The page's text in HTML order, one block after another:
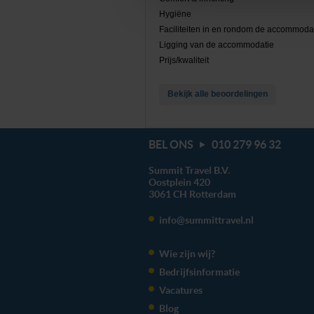
toestemming’. Je kunt dan
Hygiëne
Faciliteiten in en rondom de
Ligging van de accommodatie
Prijs/kwaliteit
Bekijk alle beoordelingen
BEL ONS 010 279 96 32
Summit Travel B.V.
Oostplein 420
3061 CH Rotterdam
info@summittravel.nl
Wie zijn wij?
Bedrijfsinformatie
Vacatures
Blog